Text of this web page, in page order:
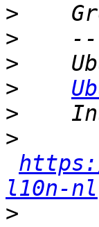
>
>
>
>
>
>
l10n-nl
>